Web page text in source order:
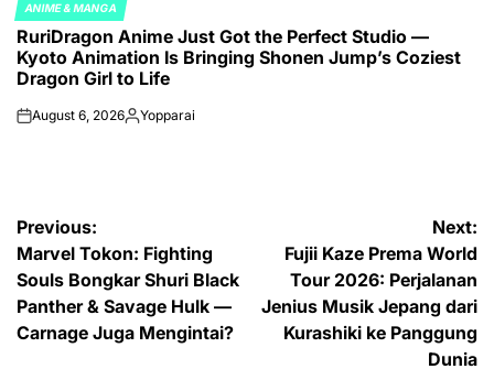
POSTED
IN
ANIME & MANGA
RuriDragon Anime Just Got the Perfect Studio —
Kyoto Animation Is Bringing Shonen Jump’s Coziest
Dragon Girl to Life
onAugust 6, 2026Posted
Yopparai
Post
navigation
Previous:
Marvel Tokon: Fighting
Souls Bongkar Shuri Black
Panther & Savage Hulk —
Carnage Juga Mengintai?
Next:
Fujii Kaze Prema World
Tour 2026: Perjalanan
Jenius Musik Jepang dari
Kurashiki ke Panggung
Dunia